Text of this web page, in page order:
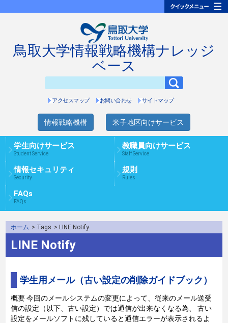
鳥取大学情報戦略機構ナレッジ
ベース
アクセスマップ お問い合わせ サイトマップ
情報戦略機構 米子地区向けサービス
学生向けサービス
Student Service
教職員向けサービス
Staff Service
情報セキュリティ
Security
規則
Rules
FAQs
FAQs
ホーム > Tags > LINE Notify
LINE Notify
学生用メール（古い設定の削除ガイドブック）
概要 今回のメールシステムの変更によって、従来のメール送受
信の設定（以下、古い設定）では通信が出来なくなる為、 古い
設定をメールソフトに残していると通信エラーが表示されるよ